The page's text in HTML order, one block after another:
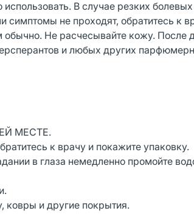
В случае резких
симптомы не проходят, обратитесь к
обычно. Не расчесывайте кожу. После
и любых других
МЕСТЕ.
к врачу и покажите упаковку.
в глаза немедленно промойте
ковры и другие покрытия.